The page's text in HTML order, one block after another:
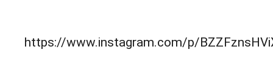
https://www.instagram.com/p/